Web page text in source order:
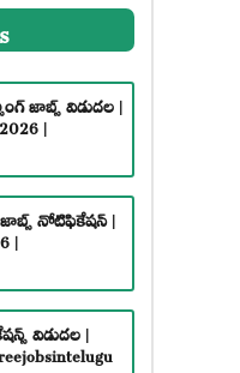
జాబ్స్ విడుదల |
|
నోటిఫికేషన్ |
|
విడుదల |